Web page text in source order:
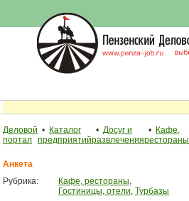
Деловой
портал
• Каталог
предприятий
• Досуг и
развлечения
• Кафе,
рестораны
Анкета
Рубрика:
Кафе, рестораны,
Гостиницы, отели, Турбазы